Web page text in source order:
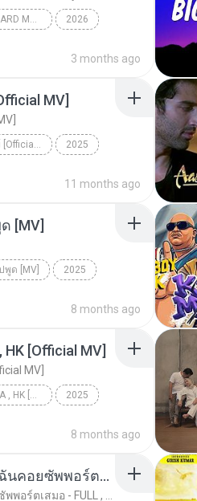
ไม่มีใครรู้ตัวเรา– UNHEARD MUSIC 🖤| Official Lyric Video | เพลงสู้ชีวิต 2026
3 months ago
MV]
ดวงใจ - ปราง ปรางทิพย์ [Official MV] 2025
11 months ago
[MV]
พูด [MV] 2025
8 months ago
HK [Official MV]
MV]
KRK - เธอทิ้งฉันไว้ Ft.N/A , HK [Official MV] 2025
8 months ago
ทุกการเติบโตของเธอจะมีฉันคอยซัพพอร์ตเสมอ - FULL , [เนื้อเพลง]